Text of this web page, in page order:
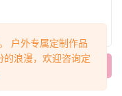
提交
户外专属定制作品
浪漫，欢迎咨询定